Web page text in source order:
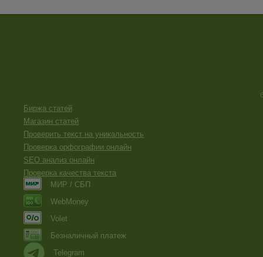
Биржа статей
Магазин статей
Проверить текст на уникальность
Проверка орфографии онлайн
SEO анализ онлайн
Проверка качества текста
МИР / СБП
WebMoney
Volet
Безналичный платеж
Telegram